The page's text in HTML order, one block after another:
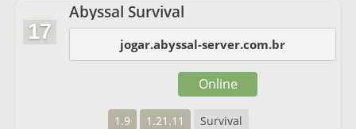
17
Abyssal Survival
jogar.abyssal-server.com.br
1.9 1.21.11 Survival
Online